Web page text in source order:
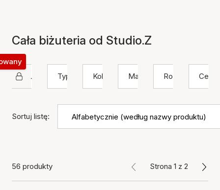
Cała biżuteria od Studio.Z
Studio Z
Typ
Kolor Materiał Rozmiar Cena
Sortuj listę:
56 produkty Strona 1 z 2